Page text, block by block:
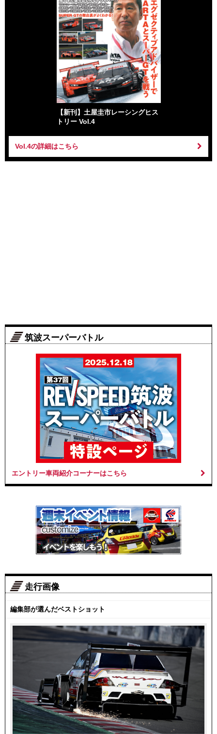
【新刊】土屋圭市レーシングヒス
トリー Vol.4
Vol.4の詳細はこちら
筑波スーパーバトル
エントリー車両紹介コーナーはこちら
走行画像
編集部が選んだベストショット